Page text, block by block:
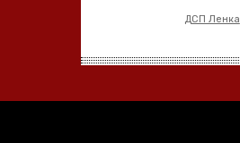
ДСП Ленка